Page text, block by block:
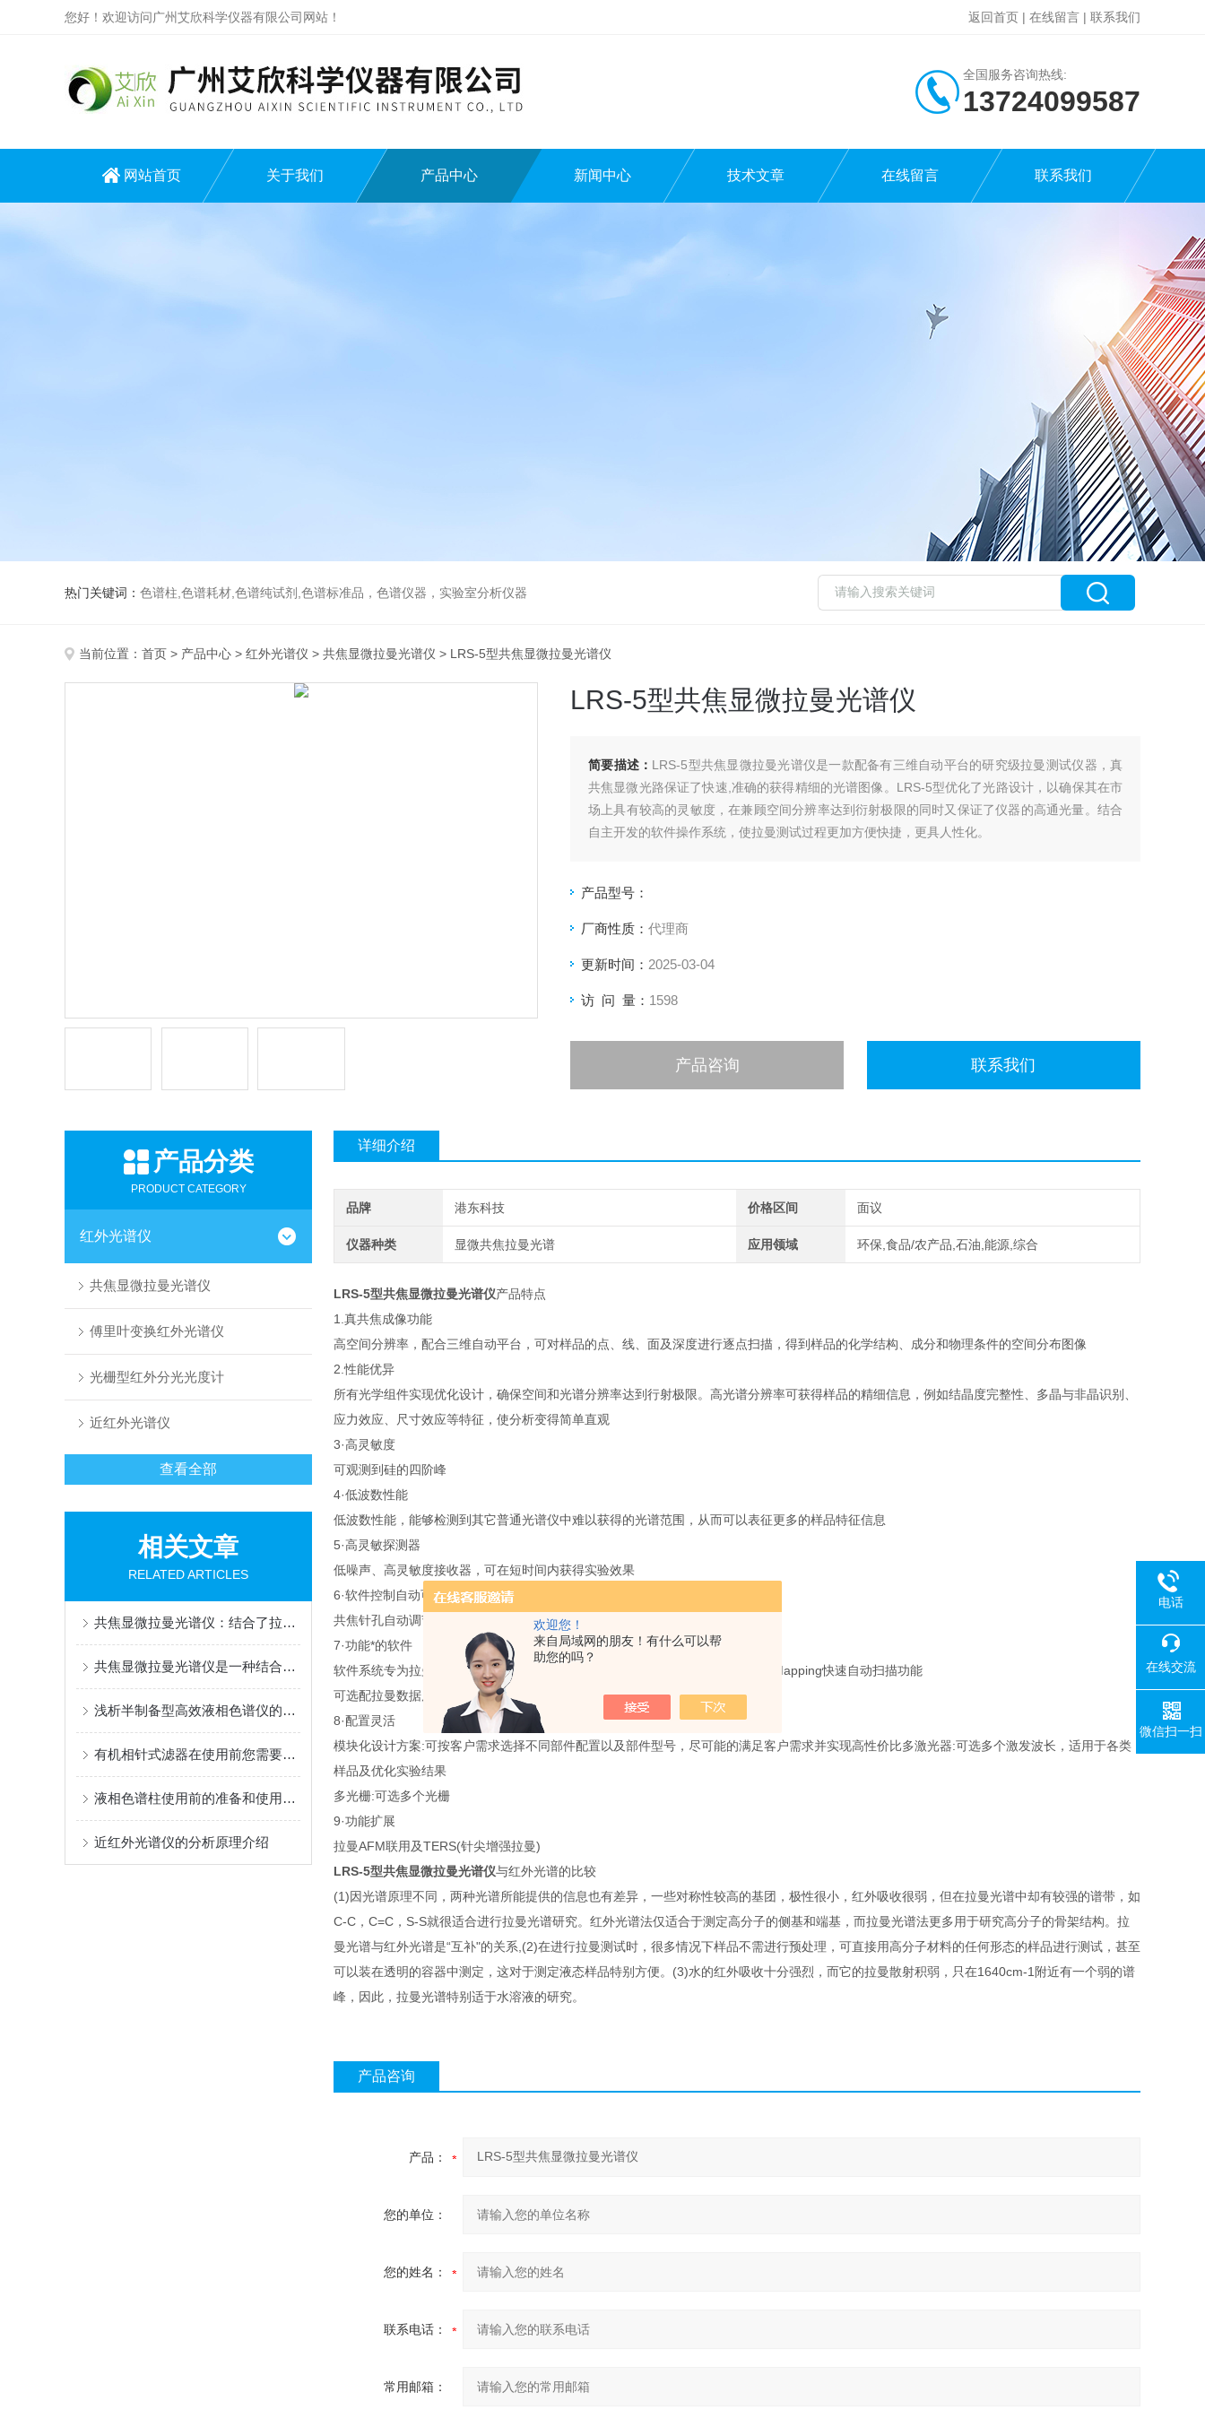
欢迎您！
来自局域网的朋友！有什么可以帮
助您的吗？
您好！欢迎访问广州艾欣科学仪器有限公司网站！ 返回首页 | 在线留言 | 联系我们
全国服务咨询热线:
13724099587
网站首页 关于我们 产品中心 新闻中心 技术文章 在线留言 联系我们
热门关键词： 色谱柱,色谱耗材,色谱纯试剂,色谱标准品，色谱仪器，实验室分析仪器
当前位置： 首页 > 产品中心 > 红外光谱仪 > 共焦显微拉曼光谱仪 > LRS-5型共焦显微拉曼光谱仪
LRS-5型共焦显微拉曼光谱仪
简要描述： LRS-5型共焦显微拉曼光谱仪是一款配备有三维自动平台的研究级拉曼测试仪器，真
共焦显微光路保证了快速,准确的获得精细的光谱图像。LRS-5型优化了光路设计，以确保其在市
场上具有较高的灵敏度，在兼顾空间分辨率达到衍射极限的同时又保证了仪器的高通光量。结合
自主开发的软件操作系统，使拉曼测试过程更加方便快捷，更具人性化。
产品型号：
厂商性质： 代理商
更新时间： 2025-03-04
访 问 量： 1598
产品咨询 联系我们
产品分类
PRODUCT CATEGORY
红外光谱仪
共焦显微拉曼光谱仪
傅里叶变换红外光谱仪
光栅型红外分光光度计
近红外光谱仪
查看全部
相关文章
RELATED ARTICLES
共焦显微拉曼光谱仪：结合了拉曼光谱技术和共聚焦显微技术
共焦显微拉曼光谱仪是一种结合共焦显微技术与拉曼光谱分析的仪器
浅析半制备型高效液相色谱仪的特点和应用领域
有机相针式滤器在使用前您需要来了解
液相色谱柱使用前的准备和使用后的维护
近红外光谱仪的分析原理介绍
详细介绍
品牌 港东科技 价格区间 面议
仪器种类 显微共焦拉曼光谱 应用领域 环保,食品/农产品,石油,能源,综合
LRS-5型共焦显微拉曼光谱仪产品特点
1.真共焦成像功能
高空间分辨率，配合三维自动平台，可对样品的点、线、面及深度进行逐点扫描，得到样品的化学结构、成分和物理条件的空间分布图像
2.性能优异
所有光学组件实现优化设计，确保空间和光谱分辨率达到行射极限。高光谱分辨率可获得样品的精细信息，例如结晶度完整性、多晶与非晶识别、
应力效应、尺寸效应等特征，使分析变得简单直观
3·高灵敏度
可观测到硅的四阶峰
4·低波数性能
低波数性能，能够检测到其它普通光谱仪中难以获得的光谱范围，从而可以表征更多的样品特征信息
5·高灵敏探测器
低噪声、高灵敏度接收器，可在短时间内获得实验效果
6·软件控制自动可变针孔
共焦针孔自动调节
7·功能*的软件
软件系统专为拉曼光谱设计，不仅可实现普通的光谱采集和处理分析，还可实现Mapping快速自动扫描功能
可选配拉曼数据库，包括实现快速鉴定和分析
8·配置灵活
模块化设计方案:可按客户需求选择不同部件配置以及部件型号，尽可能的满足客户需求并实现高性价比多激光器:可选多个激发波长，适用于各类
样品及优化实验结果
多光栅:可选多个光栅
9·功能扩展
拉曼AFM联用及TERS(针尖增强拉曼)
LRS-5型共焦显微拉曼光谱仪与红外光谱的比较
(1)因光谱原理不同，两种光谱所能提供的信息也有差异，一些对称性较高的基团，极性很小，红外吸收很弱，但在拉曼光谱中却有较强的谱带，如
C-C，C=C，S-S就很适合进行拉曼光谱研究。红外光谱法仅适合于测定高分子的侧基和端基，而拉曼光谱法更多用于研究高分子的骨架结构。拉
曼光谱与红外光谱是“互补"的关系,(2)在进行拉曼测试时，很多情况下样品不需进行预处理，可直接用高分子材料的任何形态的样品进行测试，甚至
可以装在透明的容器中测定，这对于测定液态样品特别方便。(3)水的红外吸收十分强烈，而它的拉曼散射积弱，只在1640cm-1附近有一个弱的谱
峰，因此，拉曼光谱特别适于水溶液的研究。
产品咨询
产品：
您的单位：
您的姓名：
联系电话：
常用邮箱：
电话
在线交流
微信扫一扫